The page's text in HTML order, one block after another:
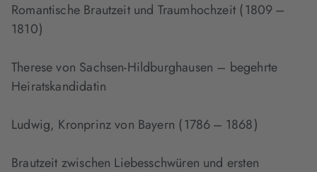
Romantische Brautzeit und Traumhochzeit ( 1809 –
1810 )
Therese von Sachsen-Hildburghausen – begehrte
Heiratskandidatin
Ludwig, Kronprinz von Bayern ( 1786 – 1868 )
Brautzeit zwischen Liebesschwüren und ersten